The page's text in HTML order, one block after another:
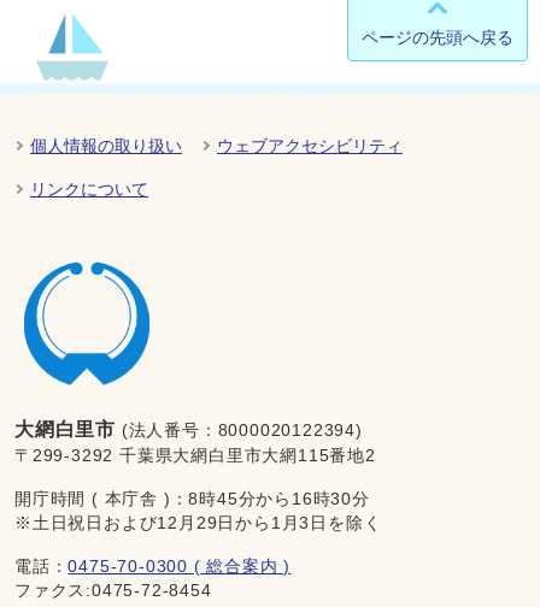
ページの先頭へ戻る
個人情報の取り扱い ウェブアクセシビリティ
リンクについて
大網白里市 (法人番号：8000020122394)
〒299-3292 千葉県大網白里市大網115番地2
開庁時間 ( 本庁舎 )：8時45分から16時30分
※土日祝日および12月29日から1月3日を除く
電話：0475-70-0300 ( 総合案内 )
ファクス:0475-72-8454